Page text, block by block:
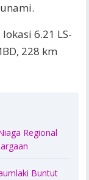
6.21 LS-
228 km
Regional
Buntut